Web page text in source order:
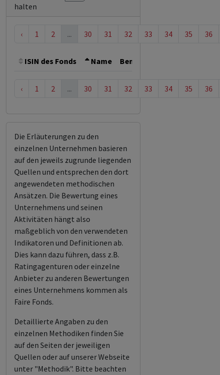
halten
‹ 1 2 ... 30 31 32 33 34 35 36
ISIN des Fonds Name Bemerkung
‹ 1 2 ... 30 31 32 33 34 35 36
Die Erläuterungen zu den
einzelnen Unternehmen basieren
auf den jeweils zugrunde liegenden
Quellen und entsprechen den dort
angewendeten methodischen
Ansätzen. Die Bewertung eines
Unternehmens und seinen
Aktivitäten hängt also
maßgeblich von den verwendeten
Indikatoren und Definitionen ab.
Dies kann dazu führen, dass z.B.
Ratingagenturen oder einzelne
Anbieter zu anderen Bewertungen
eines Unternehmens kommen als
Faire Fonds.
Detaillierte Angaben zu den
einzelnen Methodiken finden Sie
auf den Seiten der jeweiligen
Quellen oder auf unserer Webseite
unter "Methodik". Bitte beachten